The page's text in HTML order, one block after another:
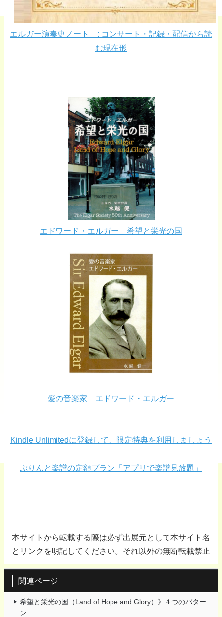
エルガー演奏史ノート : コンサート・記録・配信から読
む現在形
エドワード・エルガー 希望と栄光の国
愛の音楽家 エドワード・エルガー
Kindle Unlimitedに登録して、限定特典を利用しましょう
ぷりんと楽譜の定額プラン「アプリで楽譜見放題」
本サイトから転載する際は必ず出展元として本サイト名
とリンクを明記してください。それ以外の無断転載禁止
関連ページ
希望と栄光の国（Land of Hope and Glory）》４つのパター
ン